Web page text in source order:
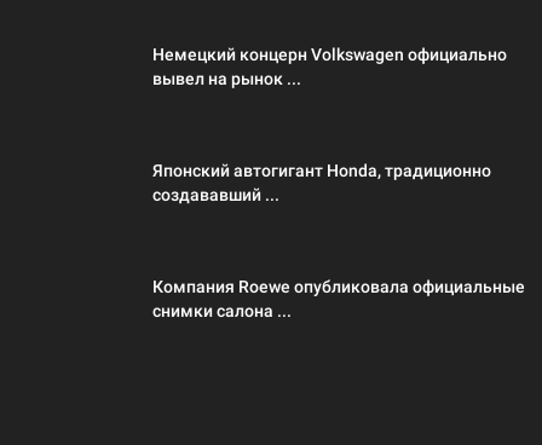
Немецкий концерн Volkswagen официально
вывел на рынок ...
Японский автогигант Honda, традиционно
создававший ...
Компания Roewe опубликовала официальные
снимки салона ...